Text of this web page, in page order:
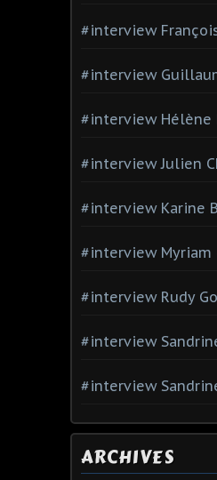
#interview
#interview
#interview Hélène
#interview Julien
#interview Karine
#interview Myriam
#interview Rudy
#interview
#interview
ARCHIVES